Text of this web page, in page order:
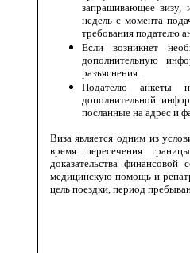
запрашивающее визу,
недель с момента
требования подателю
Если возникнет
дополнительную
разъяснения.
Подателю анкеты
дополнительной
посланные на адрес и
Виза является одним из
время пересечения
доказательства финансовой
медицинскую помощь и
цель поездки, период